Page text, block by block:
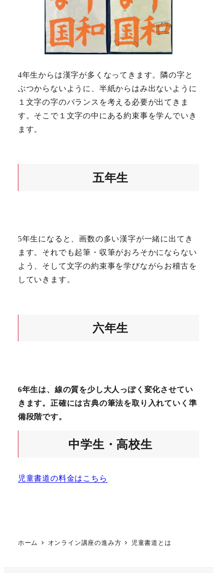
4年生からは漢字が多くなってきます。隣の字と
ぶつからないように、半紙からはみ出ないように
１文字の字のバランスを考える必要が出てきま
す。そこで１文字の中にある約束事を学んでいき
ます。
五年生
5年生になると、画数の多い漢字が一緒に出てき
ます。それでも起筆・収筆がおろそかにならない
よう、そして文字の約束事を学びながらお稽古を
していきます。
六年生
6年生は、線の質を少し大人っぽく変化させてい
きます。正確には古典の筆法を取り入れていく準
備段階です。
中学生・高校生
児童書道の料金はこちら
ホーム オンライン講座の進み方 児童書道とは